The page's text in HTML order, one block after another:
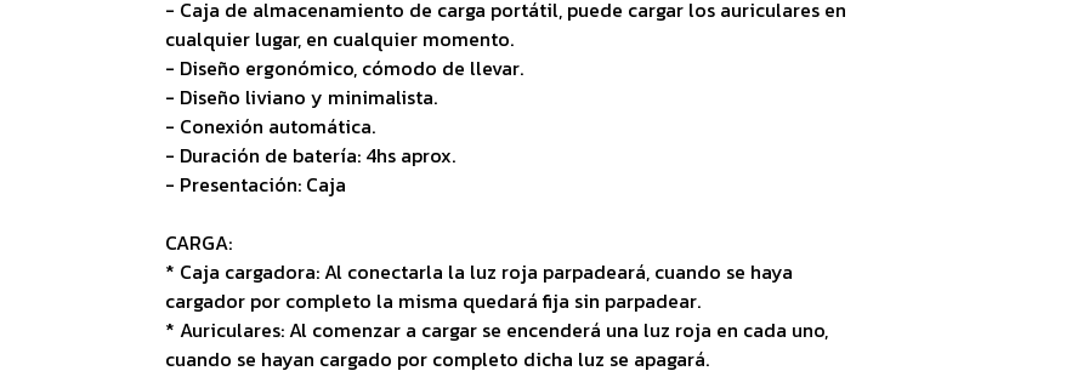
- Caja de almacenamiento de carga portátil, puede cargar los auriculares en
cualquier lugar, en cualquier momento.
- Diseño ergonómico, cómodo de llevar.
- Diseño liviano y minimalista.
- Conexión automática.
- Duración de batería: 4hs aprox.
- Presentación: Caja
CARGA:
* Caja cargadora: Al conectarla la luz roja parpadeará, cuando se haya
cargador por completo la misma quedará fija sin parpadear.
* Auriculares: Al comenzar a cargar se encenderá una luz roja en cada uno,
cuando se hayan cargado por completo dicha luz se apagará.